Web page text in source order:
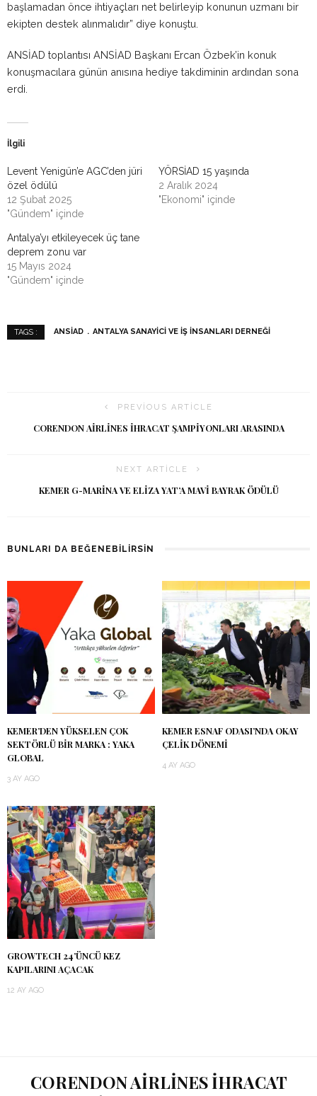
başlamadan önce ihtiyaçları net belirleyip konunun uzmanı bir
ekipten destek alınmalıdır” diye konuştu.
ANSİAD toplantısı ANSİAD Başkanı Ercan Özbek’in konuk
konuşmacılara günün anısına hediye takdiminin ardından sona
erdi.
İlgili
Levent Yenigün’e AGC’den jüri
özel ödülü
12 Şubat 2025
"Gündem" içinde
YÖRSİAD 15 yaşında
2 Aralık 2024
"Ekonomi" içinde
Antalya’yı etkileyecek üç tane
deprem zonu var
15 Mayıs 2024
"Gündem" içinde
TAGS : ANSİAD ANTALYA SANAYICI VE İŞ İNSANLARI DERNEĞI
PREVIOUS ARTICLE
CORENDON AIRLINES IHRACAT ŞAMPIYONLARI ARASINDA
NEXT ARTICLE
KEMER G-MARINA VE ELIZA YAT’A MAVI BAYRAK ÖDÜLÜ
BUNLARI DA BEĞENEBILIRSIN
KEMER’DEN YÜKSELEN ÇOK
SEKTÖRLÜ BIR MARKA : YAKA
GLOBAL
3 AY AGO
KEMER ESNAF ODASI’NDA OKAY
ÇELIK DÖNEMI
4 AY AGO
GROWTECH 24’ÜNCÜ KEZ
KAPILARINI AÇACAK
12 AY AGO
CORENDON AIRLINES IHRACAT